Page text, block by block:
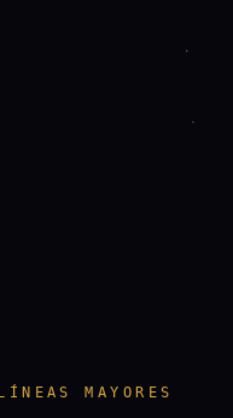
MAYORES